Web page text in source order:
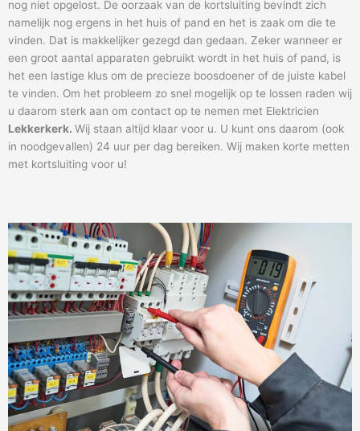
nog niet opgelost. De oorzaak van de kortsluiting bevindt zich
namelijk nog ergens in het huis of pand en het is zaak om die te
vinden. Dat is makkelijker gezegd dan gedaan. Zeker wanneer er
een groot aantal apparaten gebruikt wordt in het huis of pand, is
het een lastige klus om de precieze boosdoener of de juiste kabel
te vinden. Om het probleem zo snel mogelijk op te lossen raden wij
u daarom sterk aan om contact op te nemen met Elektricien
Lekkerkerk. Wij staan altijd klaar voor u. U kunt ons daarom (ook
in noodgevallen) 24 uur per dag bereiken. Wij maken korte metten
met kortsluiting voor u!